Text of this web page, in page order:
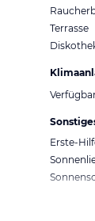
Terrasse
Erste-